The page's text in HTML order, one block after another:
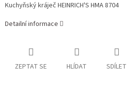
Kuchyňský kráječ HEINRICH'S HMA 8704
Detailní informace
ZEPTAT SE HLÍDAT SDÍLET